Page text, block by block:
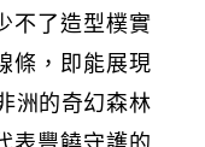
不了造型樸實
條，即能展現
洲的奇幻森林